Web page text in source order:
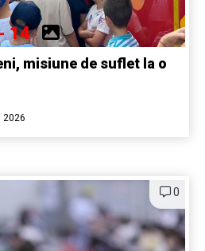
- 14
misiune de suflet la o
2026
0